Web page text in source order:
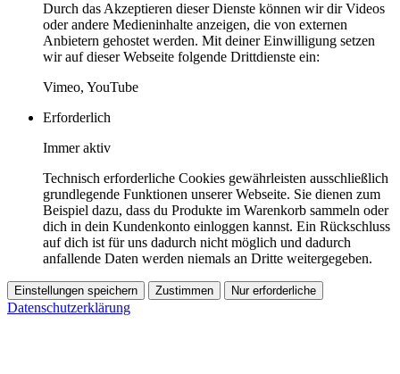
Durch das Akzeptieren dieser Dienste können wir dir Videos
oder andere Medieninhalte anzeigen, die von externen
Anbietern gehostet werden. Mit deiner Einwilligung setzen
wir auf dieser Webseite folgende Drittdienste ein:
Vimeo, YouTube
Erforderlich
Immer aktiv
Technisch erforderliche Cookies gewährleisten ausschließlich
grundlegende Funktionen unserer Webseite. Sie dienen zum
Beispiel dazu, dass du Produkte im Warenkorb sammeln oder
dich in dein Kundenkonto einloggen kannst. Ein Rückschluss
auf dich ist für uns dadurch nicht möglich und dadurch
anfallende Daten werden niemals an Dritte weitergegeben.
Einstellungen speichern Zustimmen Nur erforderliche
Datenschutzerklärung